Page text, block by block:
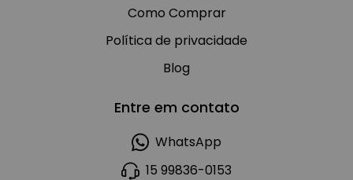
Como Comprar
Política de privacidade
Blog
Entre em contato
WhatsApp
15 99836-0153